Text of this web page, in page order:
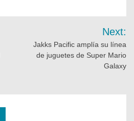
Next:
Jakks Pacific amplía su línea
de juguetes de Super Mario
Galaxy